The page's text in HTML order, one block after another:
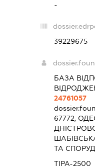
-
39229675
БАЗА
24761057
67772,
ТА
ТІРА-2500